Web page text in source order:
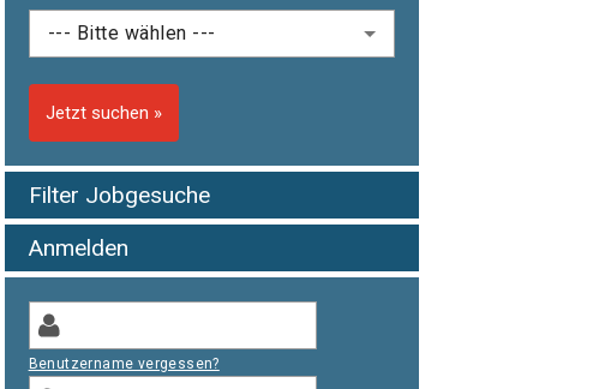
Jetzt suchen »
Filter Jobgesuche
Anmelden
Benutzername vergessen?